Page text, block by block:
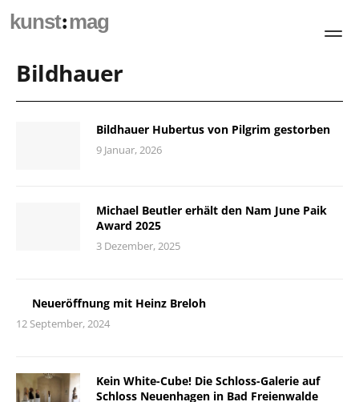
kunst:mag
Bildhauer
Bildhauer Hubertus von Pilgrim gestorben
9 Januar, 2026
Michael Beutler erhält den Nam June Paik
Award 2025
3 Dezember, 2025
Neueröffnung mit Heinz Breloh
12 September, 2024
Kein White-Cube! Die Schloss-Galerie auf
Schloss Neuenhagen in Bad Freienwalde